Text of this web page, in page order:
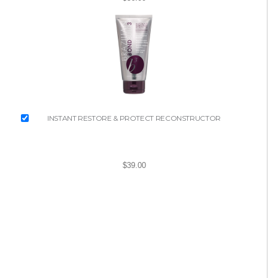
INSTANT RESTORE & PROTECT RECONSTRUCTOR
$39.00